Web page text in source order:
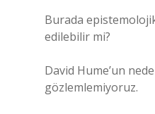
Burada
edilebilir mi?
David Hume’un
gözlemlemiyoruz.